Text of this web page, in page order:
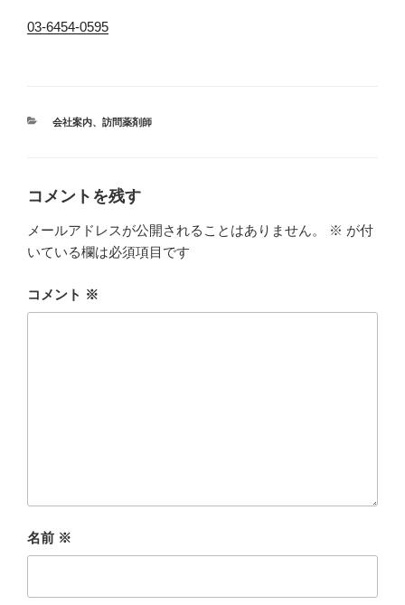
03-6454-0595
カ
会社案内、 訪問薬剤師
コメントを残す
メールアドレスが公開されることはありません。 ※ が付
いている欄は必須項目です
コメント ※
名前 ※